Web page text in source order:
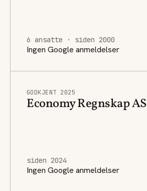
6 ansatte · siden 2000
Ingen Google anmeldelser
GODKJENT 2025
Economy Regnskap AS
siden 2024
Ingen Google anmeldelser